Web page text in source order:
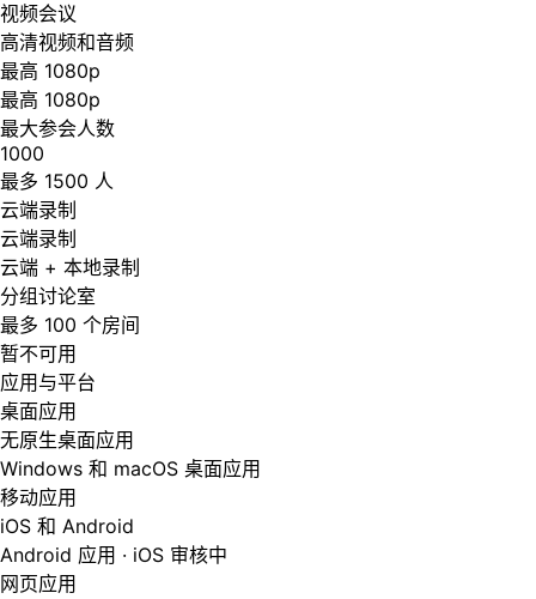
视频会议
高清视频和音频
最高 1080p
最高 1080p
最大参会人数
1000
最多 1500 人
云端录制
云端录制
云端 + 本地录制
分组讨论室
最多 100 个房间
暂不可用
应用与平台
桌面应用
无原生桌面应用
Windows 和 macOS 桌面应用
移动应用
iOS 和 Android
Android 应用 · iOS 审核中
网页应用